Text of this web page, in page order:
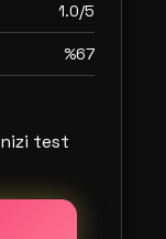
1.0/5
%67
test